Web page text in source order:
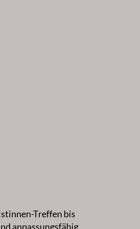
Treffen bis
anpassungsfähig